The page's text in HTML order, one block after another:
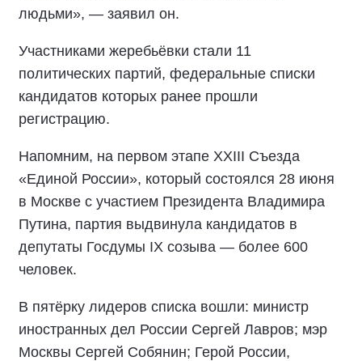
людьми», — заявил он.
Участниками жеребьёвки стали 11
политических партий, федеральные списки
кандидатов которых ранее прошли
регистрацию.
Напомним, на первом этапе XXIII Съезда
«Единой России», который состоялся 28 июня
в Москве с участием Президента Владимира
Путина, партия выдвинула кандидатов в
депутаты Госдумы IX созыва — более 600
человек.
В пятёрку лидеров списка вошли: министр
иностранных дел России Сергей Лавров; мэр
Москвы Сергей Собянин; Герой России,